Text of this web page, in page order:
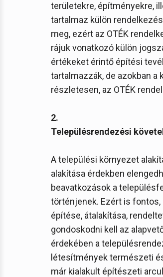
területekre, építményekre,
tartalmaz külön
meg, ezért az OTÉK
rájuk vonatkozó külön
értékeket érintő építési
tartalmazzák, de azokban a
részletesen, az OTÉK
2.
Településrendezési
A települési környezet
alakítása érdekben
beavatkozások a
történjenek. Ezért is fontos,
építése, átalakítása,
gondoskodni kell az
érdekében a
létesítmények természeti
már kialakult építészeti